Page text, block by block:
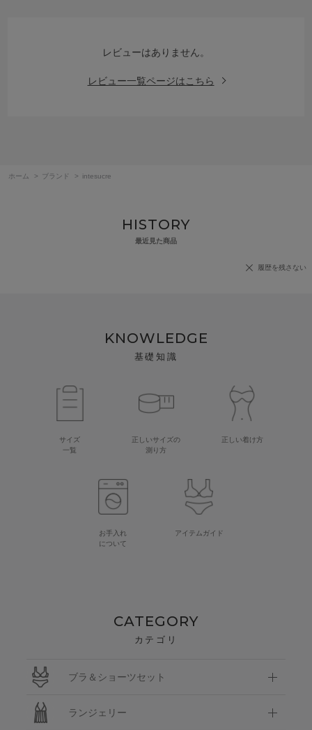
レビューはありません。
レビュー一覧ページはこちら
ホーム > ブランド > intesucre
HISTORY
最近見た商品
履歴を残さない
KNOWLEDGE
基礎知識
サイズ
一覧
正しいサイズの
測り方
正しい着け方
お手入れ
について
アイテムガイド
CATEGORY
カテゴリ
ブラ＆ショーツセット
ランジェリー